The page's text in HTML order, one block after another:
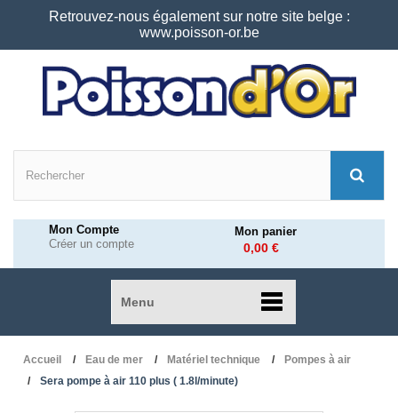
Retrouvez-nous également sur notre site belge :
www.poisson-or.be
Mon Compte
Créer un compte
Mon panier
0,00 €
Menu
Accueil Eau de mer Matériel technique
Pompes à air
Sera pompe à air 110 plus ( 1.8l/minute)